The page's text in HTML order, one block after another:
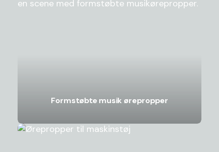
Formstøbte musik ørepropper